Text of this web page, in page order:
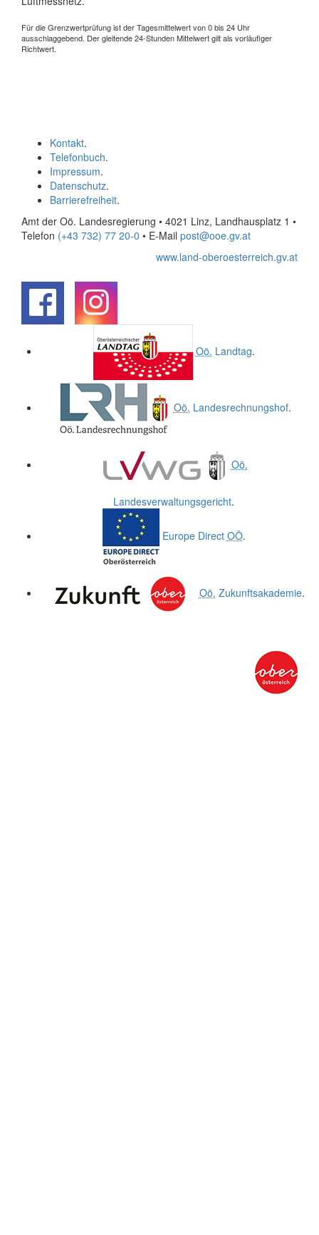
Für die Grenzwertprüfung ist der Tagesmittelwert von 0 bis 24 Uhr
ausschlaggebend. Der gleitende 24-Stunden Mittelwert gilt als vorläufiger
Richtwert.
Kontakt.
Telefonbuch.
Impressum.
Datenschutz.
Barrierefreiheit.
Amt der Oö. Landesregierung • 4021 Linz, Landhausplatz 1 •
Telefon (+43 732) 77 20-0 • E-Mail post@ooe.gv.at
www.land-oberoesterreich.gv.at
Oö. Landtag.
Oö. Landesrechnungshof.
Oö.
Landesverwaltungsgericht.
Europe Direct OÖ.
Oö. Zukunftsakademie.